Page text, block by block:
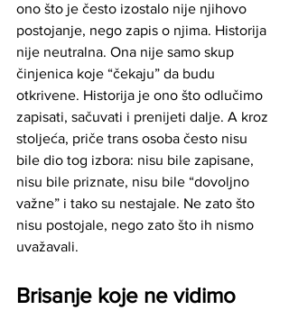
ono što je često izostalo nije njihovo
postojanje, nego zapis o njima. Historija
nije neutralna. Ona nije samo skup
činjenica koje “čekaju” da budu
otkrivene. Historija je ono što odlučimo
zapisati, sačuvati i prenijeti dalje. A kroz
stoljeća, priče trans osoba često nisu
bile dio tog izbora: nisu bile zapisane,
nisu bile priznate, nisu bile “dovoljno
važne” i tako su nestajale. Ne zato što
nisu postojale, nego zato što ih nismo
uvažavali.
Brisanje koje ne vidimo